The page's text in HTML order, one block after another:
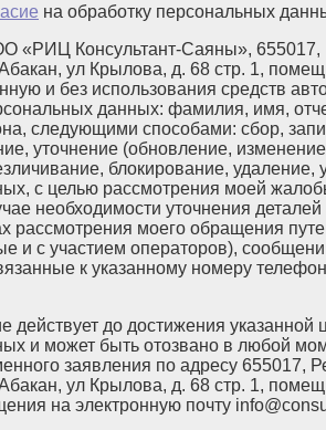
на обработку персональных
«РИЦ Консультант-Саяны», 655017,
Абакан, ул Крылова, д. 68 стр. 1,
и без использования средств
данных: фамилия, имя,
следующими способами: сбор,
уточнение (обновление,
блокирование, удаление,
с целью рассмотрения моей
необходимости уточнения
рассмотрения моего обращения
и с участием операторов),
к указанному номеру
действует до достижения указанной
и может быть отозвано в любой
заявления по адресу 655017,
Абакан, ул Крылова, д. 68 стр. 1,
на электронную почту